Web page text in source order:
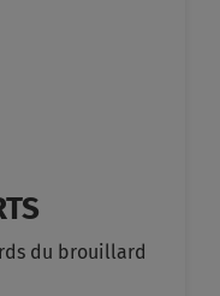
du brouillard